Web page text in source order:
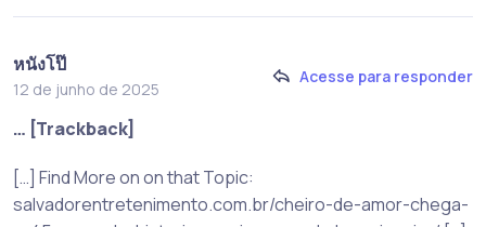
หนังโป๊
12 de junho de 2025
Acesse para responder
… [Trackback]
[…] Find More on on that Topic:
salvadorentretenimento.com.br/cheiro-de-amor-chega-